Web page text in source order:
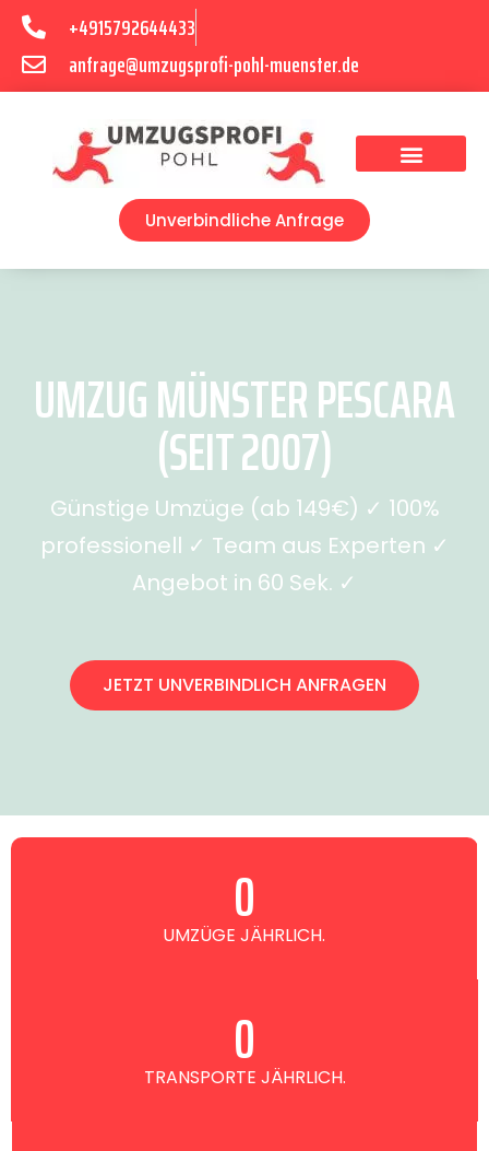
+4915792644433
anfrage@umzugsprofi-pohl-muenster.de
Unverbindliche Anfrage
UMZUG MÜNSTER PESCARA
(SEIT 2007)
Günstige Umzüge (ab 149€) ✓ 100%
professionell ✓ Team aus Experten ✓
Angebot in 60 Sek. ✓
JETZT UNVERBINDLICH ANFRAGEN
UMZÜGE JÄHRLICH.
0
TRANSPORTE JÄHRLICH.
0